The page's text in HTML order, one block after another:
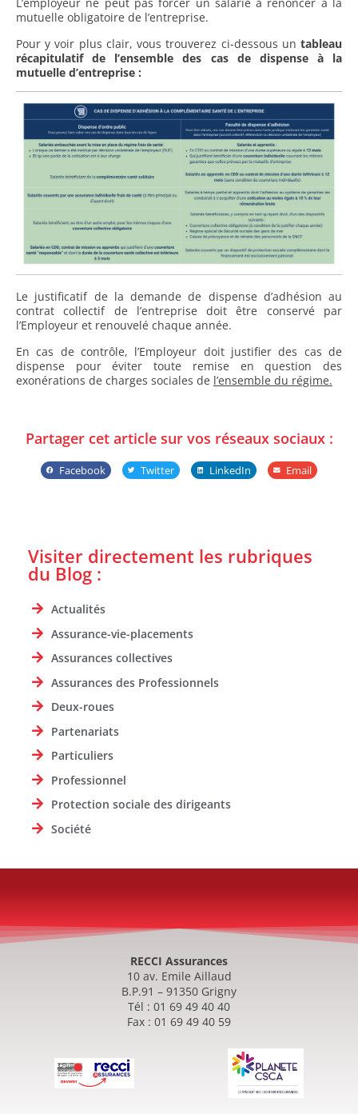
mutuelle obligatoire de l’entreprise.
Pour y voir plus clair, vous trouverez ci-dessous un tableau
récapitulatif de l’ensemble des cas de dispense à la
mutuelle d’entreprise :
Le justificatif de la demande de dispense d’adhésion au
contrat collectif de l’entreprise doit être conservé par
l’Employeur et renouvelé chaque année.
En cas de contrôle, l’Employeur doit justifier des cas de
dispense pour éviter toute remise en question des
exonérations de charges sociales de l’ensemble du régime.
Partager cet article sur vos réseaux sociaux :
Facebook Twitter LinkedIn Email
Visiter directement les rubriques
du Blog :
Actualités
Assurance-vie-placements
Assurances collectives
Assurances des Professionnels
Deux-roues
Partenariats
Particuliers
Professionnel
Protection sociale des dirigeants
Société
RECCI Assurances
10 av. Emile Aillaud
B.P.91 – 91350 Grigny
Tél : 01 69 49 40 40
Fax : 01 69 49 40 59